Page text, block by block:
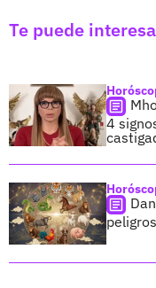
Te puede
4